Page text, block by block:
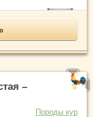
–
Породы кур